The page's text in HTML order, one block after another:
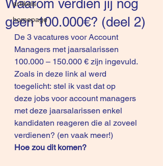
artikels
homepage
Waarom verdien jij nog
geen 100.000€? (deel 2)
De 3 vacatures voor Account
Managers met jaarsalarissen
100.000 – 150.000 € zijn ingevuld.
Zoals in deze link al werd
toegelicht: stel ik vast dat op
deze jobs voor account managers
met deze jaarsalarissen enkel
kandidaten reageren die al zoveel
verdienen? (en vaak meer!)
Hoe zou dit komen?